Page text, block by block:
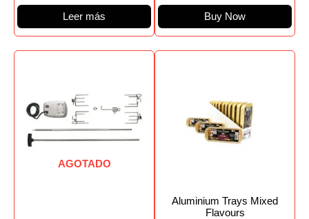
Leer más Buy Now
AGOTADO
Aluminium Trays Mixed
Flavours